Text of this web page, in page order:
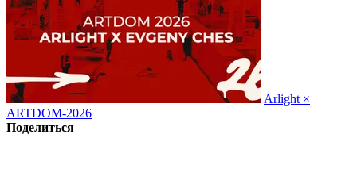
Arlight ×
ARTDOM-2026
Поделиться